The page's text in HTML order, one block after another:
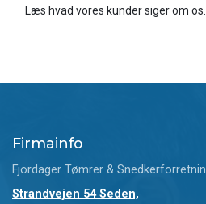
Læs hvad vores kunder siger om
Firmainfo
Fjordager Tømrer &
Strandvejen 54 Seden,